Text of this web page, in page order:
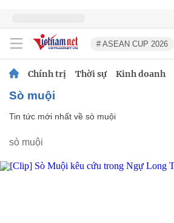
# ASEAN CUP 2026
Chính trị Thời sự Kinh doanh
sò muội
Tin tức mới nhất về sò muội
sò muội